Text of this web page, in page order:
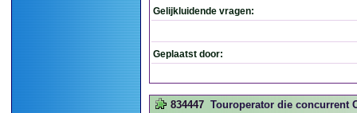
Gelijkluidende vragen:
Geplaatst door:
834447 Touroperator die concurrent